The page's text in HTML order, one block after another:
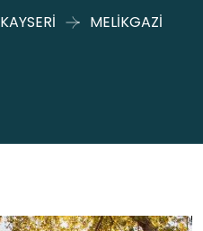
KAYSERİ MELİKGAZİ